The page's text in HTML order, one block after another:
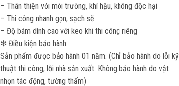
– Thân thiện với môi trường, khí hậu, không độc hại
– Thi công nhanh gọn, sạch sẽ
– Độ bám dính cao với keo khi thi công riêng
❇ Điều kiện bảo hành:
Sản phẩm được bảo hành 01 năm. (Chỉ bảo hành do lỗi kỹ
thuật thi công, lỗi nhà sản xuất. Không bảo hành do vật
nhọn tác động, tường thấm)